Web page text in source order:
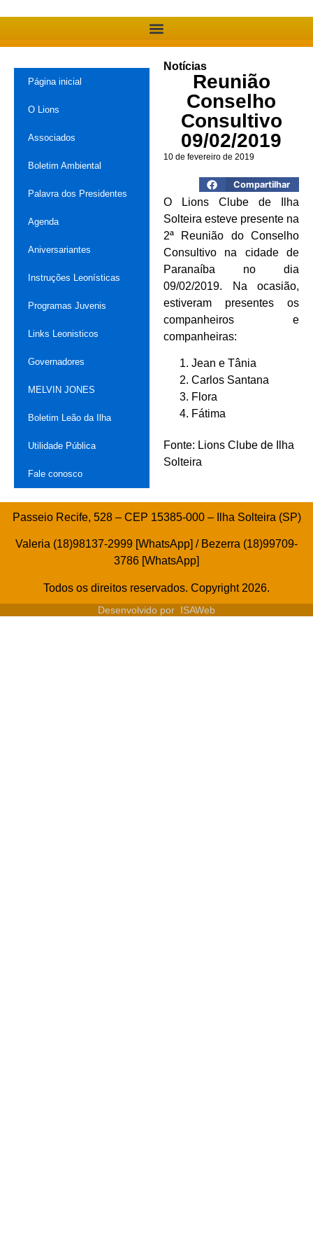
Notícias
Reunião
Conselho
Consultivo
09/02/2019
10 de fevereiro de 2019
Compartilhar
O Lions Clube de Ilha
Solteira esteve presente na
2ª Reunião do Conselho
Consultivo na cidade de
Paranaíba no dia
09/02/2019. Na ocasião,
estiveram presentes os
companheiros e
companheiras:
Jean e Tânia
Carlos Santana
Flora
Fátima
Fonte: Lions Clube de Ilha
Solteira
Página inicial
O Lions
Associados
Boletim Ambiental
Palavra dos Presidentes
Agenda
Aniversariantes
Instruções Leonísticas
Programas Juvenis
Links Leonisticos
Governadores
MELVIN JONES
Boletim Leão da Ilha
Utilidade Pública
Fale conosco
Passeio Recife, 528 – CEP 15385-000 – Ilha Solteira (SP)
Valeria (18)98137-2999 [WhatsApp] / Bezerra (18)99709-
3786 [WhatsApp]
Todos os direitos reservados. Copyright 2026.
Desenvolvido por ISAWeb